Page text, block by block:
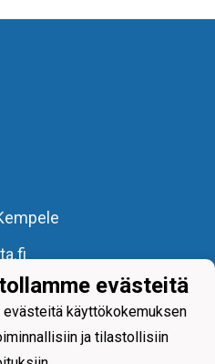
-
evästeitä
käyttökokemuksen
ja tilastollisiin